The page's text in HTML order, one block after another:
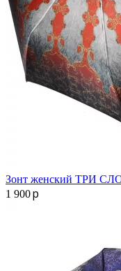
Зонт женский ТРИ
1 900p